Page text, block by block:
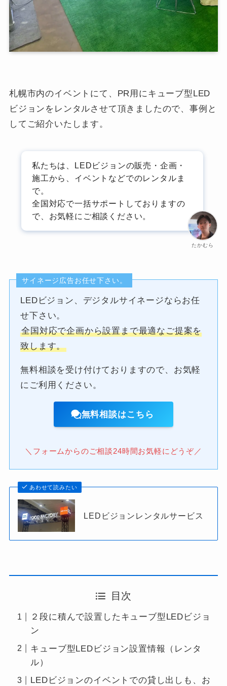
札幌市内のイベントにて、PR用にキューブ型LED
ビジョンをレンタルさせて頂きましたので、事例と
してご紹介いたします。
たかむら
私たちは、LEDビジョンの販売・企画・
施工から、イベントなどでのレンタルま
で。
全国対応で一括サポートしておりますの
で、お気軽にご相談ください。
サイネージ広告お任せ下さい。
LEDビジョン、デジタルサイネージならお任
せ下さい。
全国対応で企画から設置まで最適なご提案を
致します。
無料相談を受け付けておりますので、お気軽
にご利用ください。
無料相談はこちら
＼フォームからのご相談24時間お気軽にどうぞ／
あわせて読みたい
LEDビジョンレンタルサービス
目次
２段に積んで設置したキューブ型LEDビジョ
ン
キューブ型LEDビジョン設置情報（レンタ
ル）
LEDビジョンのイベントでの貸し出しも、お